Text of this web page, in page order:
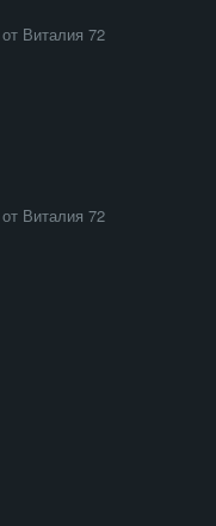
Виталия 72
Виталия 72